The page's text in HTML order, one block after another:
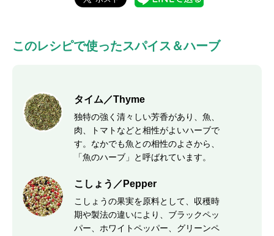
このレシピで使ったスパイス＆ハーブ
タイム／Thyme
独特の強く清々しい芳香があり、魚、
肉、トマトなどと相性がよいハーブで
す。なかでも魚との相性のよさから、
「魚のハーブ」と呼ばれています。
こしょう／Pepper
こしょうの果実を原料として、収穫時
期や製法の違いにより、ブラックペッ
パー、ホワイトペッパー、グリーンペ